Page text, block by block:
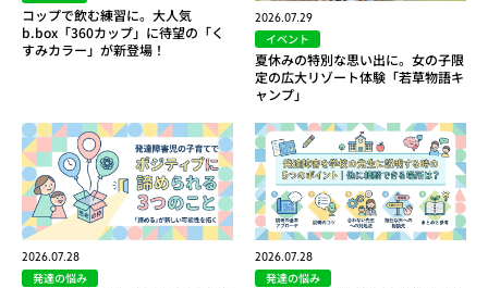
コップで飲む練習に。大人気
b.box「360カップ」に待望の「く
すみカラー」が新登場！
2026.07.29
イベント
夏休みの特別な思い出に。女の子限
定の広大リゾート体験「若草物語キ
ャンプ」
2026.07.28
発達の悩み
2026.07.28
発達の悩み